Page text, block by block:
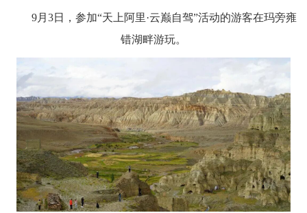
9月3日，参加“天上阿里·云巅自驾”活动的游客在玛旁雍
错湖畔游玩。